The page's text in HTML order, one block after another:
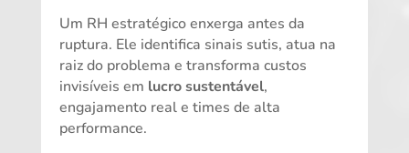
Um RH estratégico enxerga antes da
ruptura. Ele identifica sinais sutis, atua na
raiz do problema e transforma custos
invisíveis em lucro sustentável,
engajamento real e times de alta
performance.